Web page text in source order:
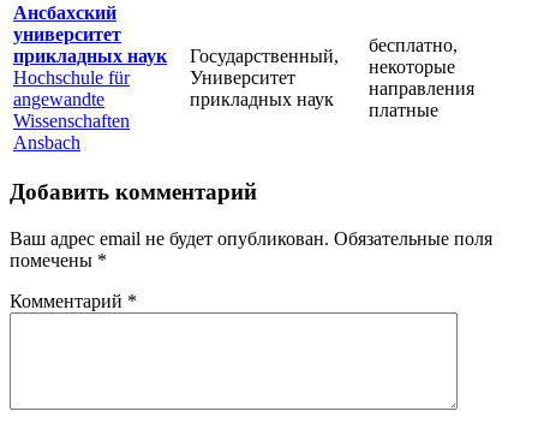
Ансбахский
университет
прикладных наук
Hochschule für
angewandte
Wissenschaften
Ansbach
Государственный,
Университет
прикладных наук
бесплатно,
некоторые
направления
платные
Добавить комментарий
Ваш адрес email не будет опубликован. Обязательные поля
помечены *
Комментарий *